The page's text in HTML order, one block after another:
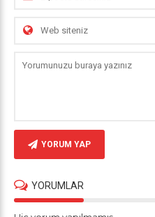
YORUM YAP
YORUMLAR